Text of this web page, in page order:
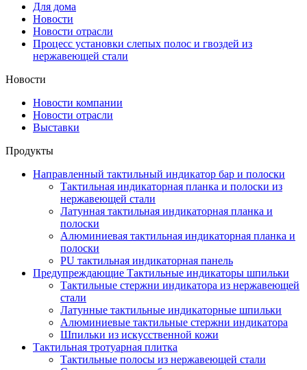
Для дома
Новости
Новости отрасли
Процесс установки слепых полос и гвоздей из
нержавеющей стали
Новости
Новости компании
Новости отрасли
Выставки
Продукты
Направленный тактильный индикатор бар и полоски
Тактильная индикаторная планка и полоски из
нержавеющей стали
Латунная тактильная индикаторная планка и
полоски
Алюминиевая тактильная индикаторная планка и
полоски
PU тактильная индикаторная панель
Предупреждающие Тактильные индикаторы шпильки
Тактильные стержни индикатора из нержавеющей
стали
Латунные тактильные индикаторные шпильки
Алюминиевые тактильные стержни индикатора
Шпильки из искусственной кожи
Тактильная тротуарная плитка
Тактильные полосы из нержавеющей стали